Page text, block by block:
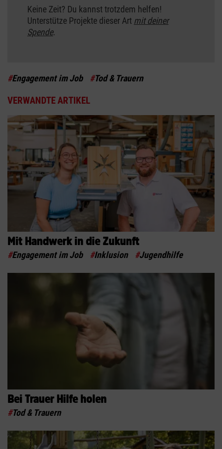
Keine Zeit? Du kannst trotzdem helfen!
Unterstütze Projekte dieser Art mit deiner
Spende.
#Engagement im Job #Tod & Trauern
VERWANDTE ARTIKEL
Mit Handwerk in die Zukunft
#Engagement im Job #Inklusion #Jugendhilfe
Bei Trauer Hilfe holen
#Tod & Trauern